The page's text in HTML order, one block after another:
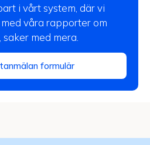
i vårt system, där vi
våra rapporter om
med mera.
formulär